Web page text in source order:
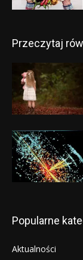
Przeczytaj
Popularne
Aktualności